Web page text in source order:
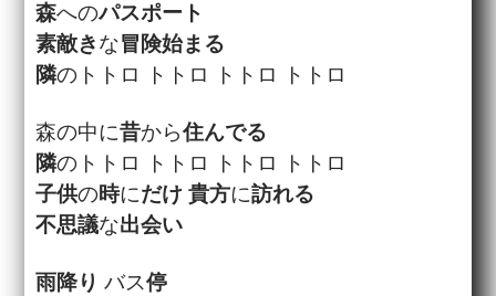
森へのパスポート
素敵きな冒険始まる
隣のトトロ トトロ トトロ トトロ
森の中に昔から住んでる
隣のトトロ トトロ トトロ トトロ
子供の時にだけ 貴方に訪れる
不思議な出会い
雨降り バス停